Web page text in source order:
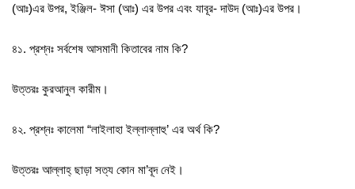
(আঃ)এর উপর, ইঞ্জিল- ঈসা (আঃ) এর উপর এবং যাবূর- দাউদ (আঃ)এর উপর।
৪১. প্রশ্নঃ সর্বশেষ আসমানী কিতাবের নাম কি?
উত্তরঃ কুরআনুল কারীম।
৪২. প্রশ্নঃ কালেমা “লাইলাহা ইল্লাল্লাহু’ এর অর্থ কি?
উত্তরঃ আল্লাহ্‌ ছাড়া সত্য কোন মা’বূদ নেই।